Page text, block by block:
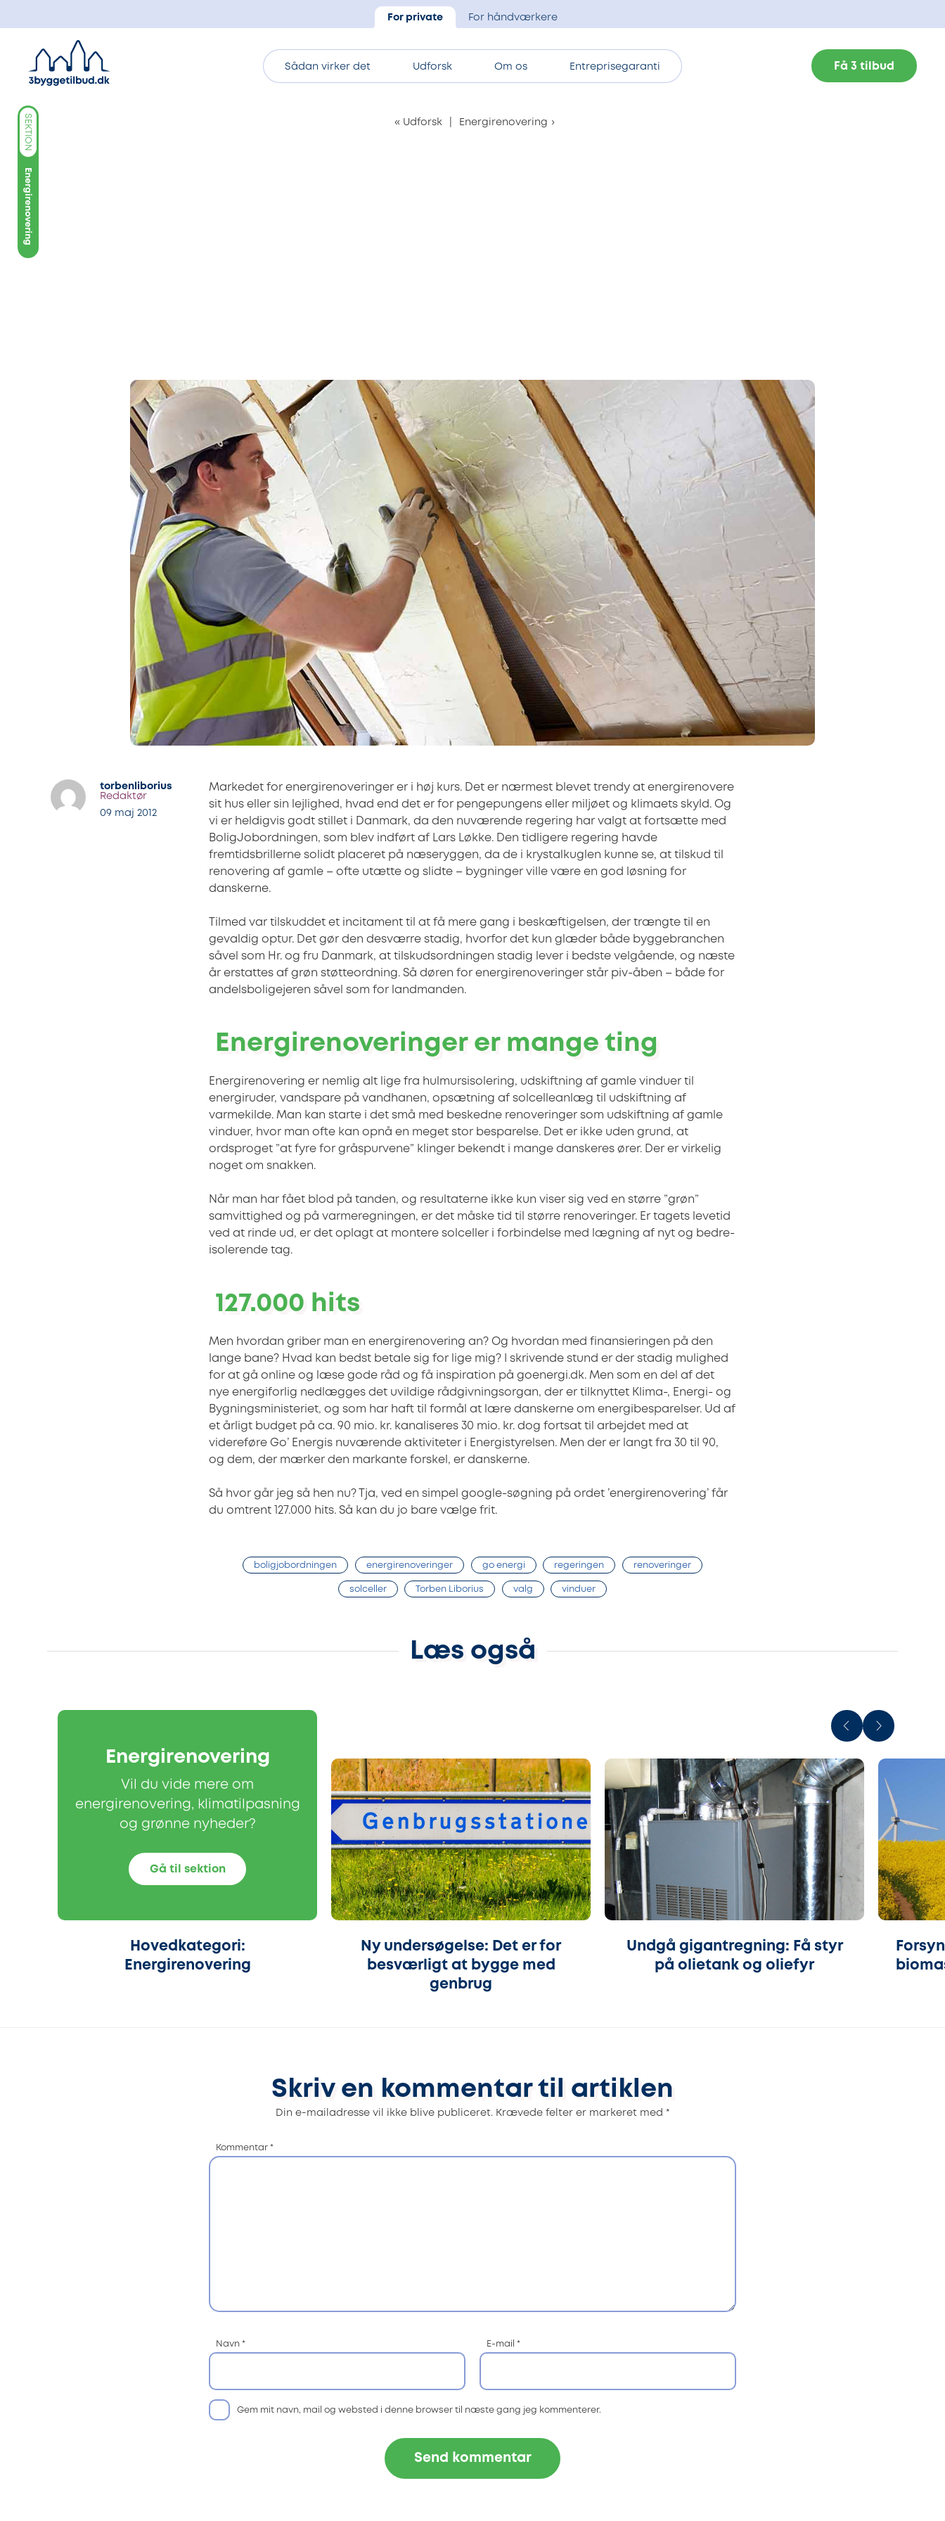
For private For håndværkere
Sådan virker det Udforsk Om os Entreprisegaranti Få 3 tilbud
SEKTION
Energirenovering
« Udforsk Energirenovering ›
torbenliborius
Redaktør
09 maj 2012
Markedet for energirenoveringer er i høj kurs. Det er nærmest blevet trendy at energirenovere
sit hus eller sin lejlighed, hvad end det er for pengepungens eller miljøet og klimaets skyld. Og
vi er heldigvis godt stillet i Danmark, da den nuværende regering har valgt at fortsætte med
BoligJobordningen, som blev indført af Lars Løkke. Den tidligere regering havde
fremtidsbrillerne solidt placeret på næseryggen, da de i krystalkuglen kunne se, at tilskud til
renovering af gamle – ofte utætte og slidte – bygninger ville være en god løsning for
danskerne.
Tilmed var tilskuddet et incitament til at få mere gang i beskæftigelsen, der trængte til en
gevaldig optur. Det gør den desværre stadig, hvorfor det kun glæder både byggebranchen
såvel som Hr. og fru Danmark, at tilskudsordningen stadig lever i bedste velgående, og næste
år erstattes af grøn støtteordning. Så døren for energirenoveringer står piv-åben – både for
andelsboligejeren såvel som for landmanden.
Energirenoveringer er mange ting
Energirenovering er nemlig alt lige fra hulmursisolering, udskiftning af gamle vinduer til
energiruder, vandspare på vandhanen, opsætning af solcelleanlæg til udskiftning af
varmekilde. Man kan starte i det små med beskedne renoveringer som udskiftning af gamle
vinduer, hvor man ofte kan opnå en meget stor besparelse. Det er ikke uden grund, at
ordsproget ”at fyre for gråspurvene” klinger bekendt i mange danskeres ører. Der er virkelig
noget om snakken.
Når man har fået blod på tanden, og resultaterne ikke kun viser sig ved en større ”grøn”
samvittighed og på varmeregningen, er det måske tid til større renoveringer. Er tagets levetid
ved at rinde ud, er det oplagt at montere solceller i forbindelse med lægning af nyt og bedre-
isolerende tag.
127.000 hits
Men hvordan griber man en energirenovering an? Og hvordan med finansieringen på den
lange bane? Hvad kan bedst betale sig for lige mig? I skrivende stund er der stadig mulighed
for at gå online og læse gode råd og få inspiration på goenergi.dk. Men som en del af det
nye energiforlig nedlægges det uvildige rådgivningsorgan, der er tilknyttet Klima-, Energi- og
Bygningsministeriet, og som har haft til formål at lære danskerne om energibesparelser. Ud af
et årligt budget på ca. 90 mio. kr. kanaliseres 30 mio. kr. dog fortsat til arbejdet med at
videreføre Go’ Energis nuværende aktiviteter i Energistyrelsen. Men der er langt fra 30 til 90,
og dem, der mærker den markante forskel, er danskerne.
Så hvor går jeg så hen nu? Tja, ved en simpel google-søgning på ordet ’energirenovering’ får
du omtrent 127.000 hits. Så kan du jo bare vælge frit.
boligjobordningen energirenoveringer go energi regeringen renoveringer
solceller Torben Liborius valg vinduer
Læs også
Energirenovering
Vil du vide mere om
energirenovering, klimatilpasning
og grønne nyheder?
Gå til sektion
Hovedkategori:
Energirenovering
Ny undersøgelse: Det er for
besværligt at bygge med
genbrug
Undgå gigantregning: Få styr
på olietank og oliefyr
Skriv en kommentar til artiklen
Din e-mailadresse vil ikke blive publiceret. Krævede felter er markeret med *
Kommentar *
Navn * E-mail *
Gem mit navn, mail og websted i denne browser til næste gang jeg kommenterer.